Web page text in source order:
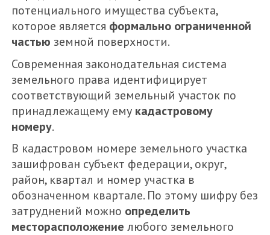
ЗЕМЕЛЬНЫЙ УЧАСТОК
ИПОТЕКА
КВАРТИРА
НЕЖИЛОЕ ПОМЕЩЕНИЕ
НОВОСТИ
ОЦЕНКА НЕДВИЖИМОСТИ
потенциального имущества субъекта,
которое является формально ограниченной
частью земной поверхности.
Современная законодательная система
земельного права идентифицирует
соответствующий земельный участок по
принадлежащему ему кадастровому
номеру.
В кадастровом номере земельного участка
зашифрован субъект федерации, округ,
район, квартал и номер участка в
обозначенном квартале. По этому шифру без
затруднений можно определить
месторасположение любого земельного